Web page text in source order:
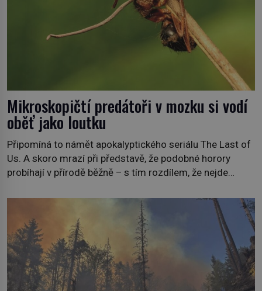
Mikroskopičtí predátoři v mozku si vodí
oběť jako loutku
Připomíná to námět apokalyptického seriálu The Last of
Us. A skoro mrazí při představě, že podobné horory
probíhají v přírodě běžně – s tím rozdílem, že nejde
dokáže ovládat jen vývojově nesrovnatelně jednodušší
živočichy, než je člověk. Najít skutečné zombie není nic
nemožného ani v naší přírodě. […]